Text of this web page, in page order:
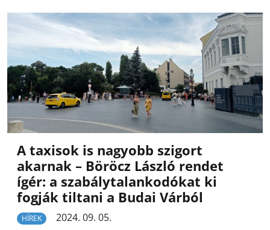
A taxisok is nagyobb szigort
akarnak – Böröcz László rendet
ígér: a szabálytalankodókat ki
fogják tiltani a Budai Várból
HÍREK
2024. 09. 05.